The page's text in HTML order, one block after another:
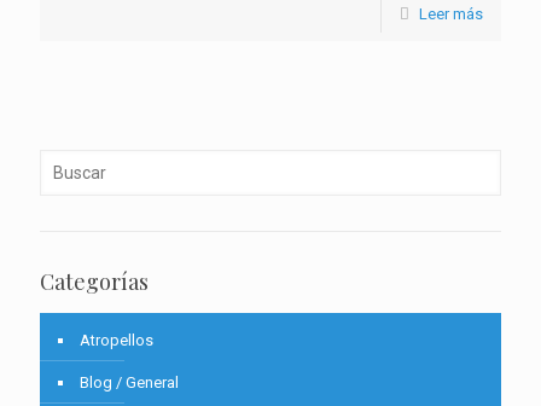
Leer más
Categorías
Atropellos
Blog / General